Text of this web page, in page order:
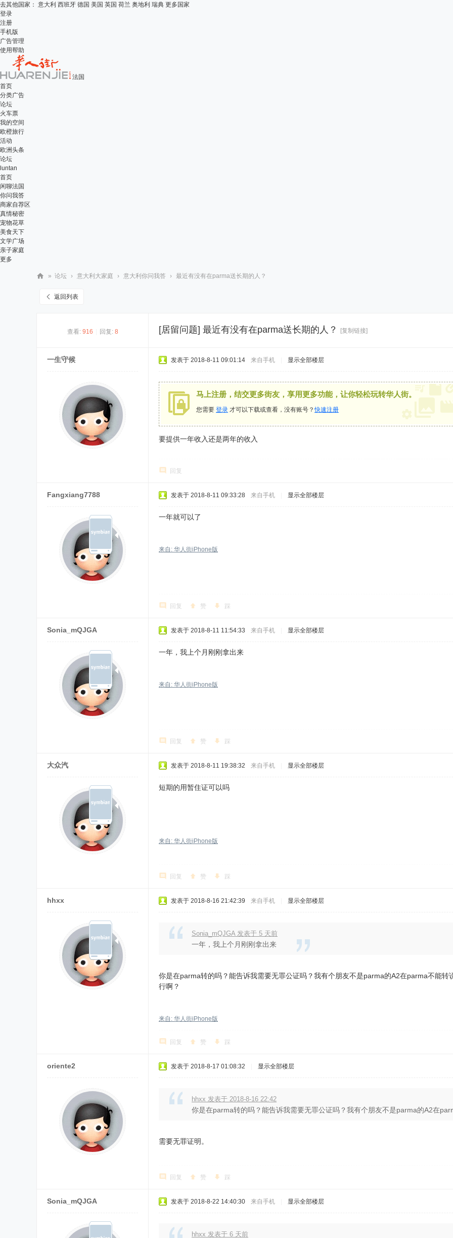
去其他国家： 意大利 西班牙 德国 美国 英国 荷兰 奥地利 瑞典 更多国家
登录
注册
手机版
广告管理
使用帮助
法国
首页
分类广告
论坛
火车票
我的空间
欧橙旅行
活动
欧洲头条
论坛
luntan
首页
闲聊法国
你问我答
商家自荐区
真情秘密
宠物花草
美食天下
文学广场
亲子家庭
更多
» 论坛 › 意大利大家庭 › 意大利你问我答 › 最近有没有在parma送长期的人？
返回列表
查看: 916 回复: 8 [居留问题] 最近有没有在parma送长期的人？ [复制链接]
一生守候 发表于 2018-8-11 09:01:14 来自手机 显示全部楼层
马上注册，结交更多街友，享用更多功能，让你轻松玩转华人街。
您需要 登录 才可以下载或查看，没有账号？快速注册
要提供一年收入还是两年的收入
回复
Fangxiang7788 发表于 2018-8-11 09:33:28 来自手机 显示全部楼层
一年就可以了
来自: 华人街iPhone版
回复 赞 踩
Sonia_mQJGA 发表于 2018-8-11 11:54:33 来自手机 显示全部楼层
一年，我上个月刚刚拿出来
来自: 华人街iPhone版
回复 赞 踩
大众汽 发表于 2018-8-11 19:38:32 来自手机 显示全部楼层
短期的用暂住证可以吗
来自: 华人街iPhone版
回复 赞 踩
hhxx 发表于 2018-8-16 21:42:39 来自手机 显示全部楼层
Sonia_mQJGA 发表于 5 天前
一年，我上个月刚刚拿出来
你是在parma转的吗？能告诉我需要无罪公证吗？我有个朋友不是parma的A2在parma不能
行啊？
来自: 华人街iPhone版
回复 赞 踩
oriente2 发表于 2018-8-17 01:08:32 显示全部楼层
hhxx 发表于 2018-8-16 22:42
你是在parma转的吗？能告诉我需要无罪公证吗？我有个朋友不是parma的A2在
需要无罪证明。
回复 赞 踩
Sonia_mQJGA 发表于 2018-8-22 14:40:30 来自手机 显示全部楼层
hhxx 发表于 6 天前